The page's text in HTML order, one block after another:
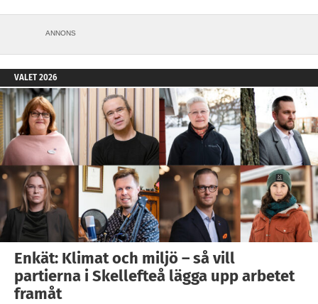
ANNONS
VALET 2026
Enkät: Klimat och miljö – så vill
partierna i Skellefteå lägga upp arbetet
framåt